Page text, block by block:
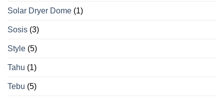
Solar Dryer Dome (1)
Sosis (3)
Style (5)
Tahu (1)
Tebu (5)